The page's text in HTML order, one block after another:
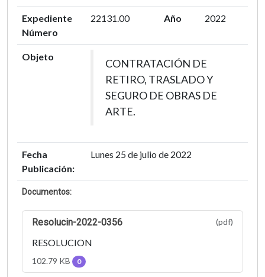
Expediente
Número
22131.00 Año 2022
Objeto
CONTRATACIÓN DE
RETIRO, TRASLADO Y
SEGURO DE OBRAS DE
ARTE.
Fecha
Publicación:
Lunes 25 de julio de 2022
Documentos:
Resolucin-2022-0356 (pdf)
RESOLUCION
102.79 KB 0